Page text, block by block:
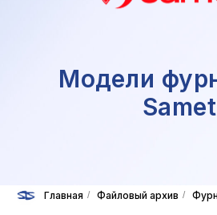
Модели
Samet
Главная / Файловый архив /